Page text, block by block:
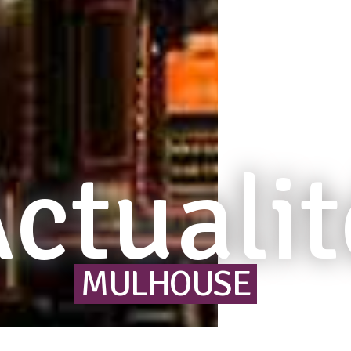
MULHOUSE